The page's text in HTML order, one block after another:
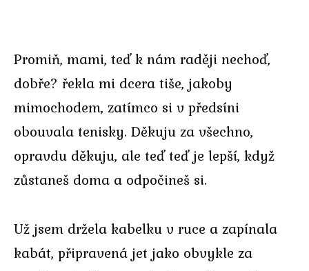
Promiň, mami, teď k nám raději nechoď,
dobře? řekla mi dcera tiše, jakoby
mimochodem, zatímco si v předsíni
obouvala tenisky. Děkuju za všechno,
opravdu děkuju, ale teď teď je lepší, když
zůstaneš doma a odpočineš si.
Už jsem držela kabelku v ruce a zapínala
kabát, připravená jet jako obvykle za